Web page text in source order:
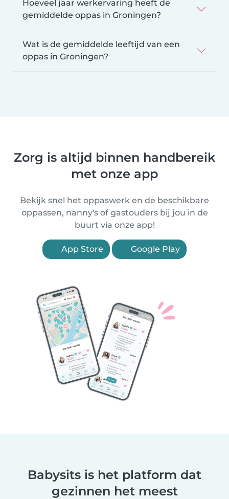
Hoeveel jaar werkervaring heeft de
gemiddelde oppas in Groningen?
Wat is de gemiddelde leeftijd van een
oppas in Groningen?
Zorg is altijd binnen handbereik
met onze app
Bekijk snel het oppaswerk en de beschikbare
oppassen, nanny's of gastouders bij jou in de
buurt via onze app!
App Store Google Play
Babysits is het platform dat
gezinnen het meest